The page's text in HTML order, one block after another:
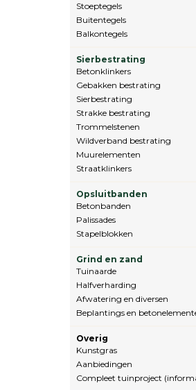
Stoeptegels
Buitentegels
Balkontegels
Sierbestrating
Betonklinkers
Gebakken bestrating
Sierbestrating
Strakke bestrating
Trommelstenen
Wildverband bestrating
Muurelementen
Straatklinkers
Opsluitbanden
Betonbanden
Palissades
Stapelblokken
Grind en zand
Tuinaarde
Halfverharding
Afwatering en diversen
Beplantings en
Overig
Kunstgras
Aanbiedingen
Compleet tuinproject